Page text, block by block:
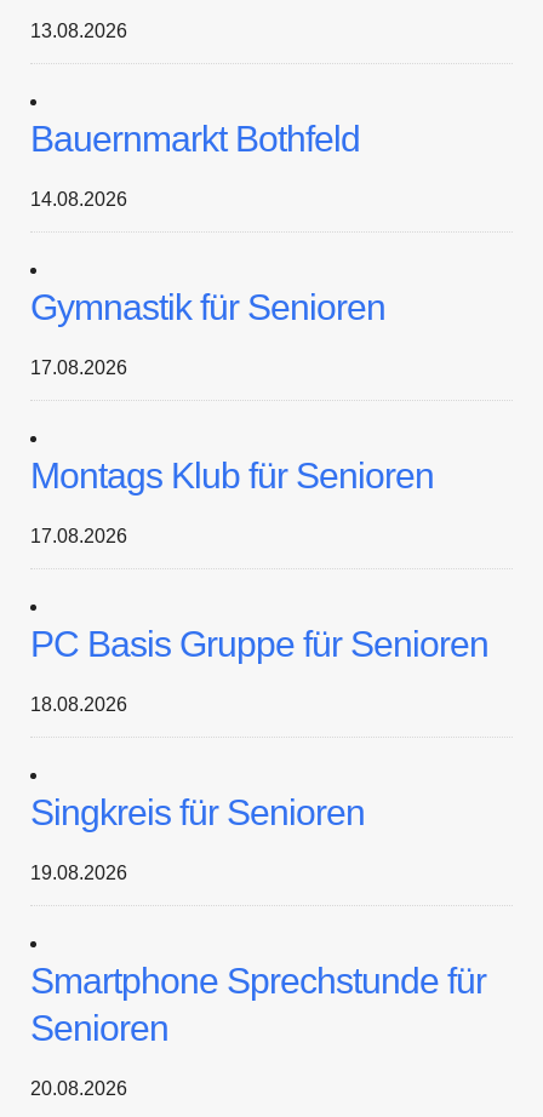
13.08.2026
Bauernmarkt Bothfeld
14.08.2026
Gymnastik für Senioren
17.08.2026
Montags Klub für Senioren
17.08.2026
PC Basis Gruppe für Senioren
18.08.2026
Singkreis für Senioren
19.08.2026
Smartphone Sprechstunde für
Senioren
20.08.2026